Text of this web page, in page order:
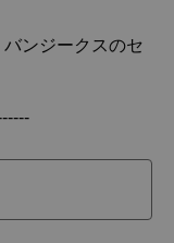
ンジークスのセ